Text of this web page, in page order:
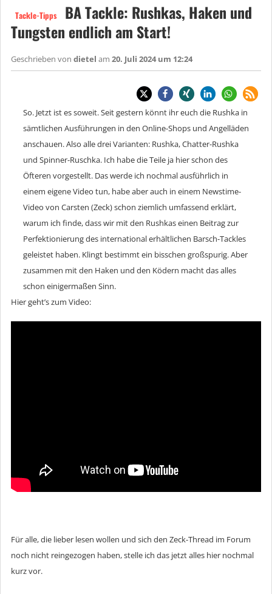
Tackle-Tipps
BA Tackle: Rushkas, Haken und
Tungsten endlich am Start!
Geschrieben von dietel am 20. Juli 2024 um 12:24
So. Jetzt ist es soweit. Seit gestern könnt ihr euch die Rushka in
sämtlichen Ausführungen in den Online-Shops und Angelläden
anschauen. Also alle drei Varianten: Rushka, Chatter-Rushka
und Spinner-Ruschka. Ich habe die Teile ja hier schon des
Öfteren vorgestellt. Das werde ich nochmal ausführlich in
einem eigene Video tun, habe aber auch in einem Newstime-
Video von Carsten (Zeck) schon ziemlich umfassend erklärt,
warum ich finde, dass wir mit den Rushkas einen Beitrag zur
Perfektionierung des international erhältlichen Barsch-Tackles
geleistet haben. Klingt bestimmt ein bisschen großspurig. Aber
zusammen mit den Haken und den Ködern macht das alles
schon einigermaßen Sinn.
Hier geht’s zum Video:
Für alle, die lieber lesen wollen und sich den Zeck-Thread im Forum
noch nicht reingezogen haben, stelle ich das jetzt alles hier nochmal
kurz vor.